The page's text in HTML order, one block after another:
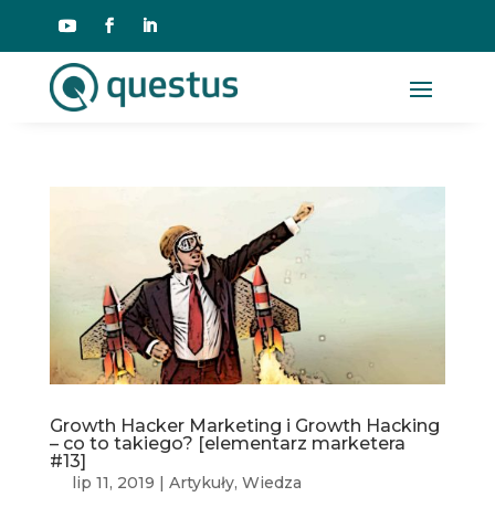
Growth Hacker Marketing i Growth Hacking
– co to takiego? [elementarz marketera
#13]
lip 11, 2019 | Artykuły, Wiedza